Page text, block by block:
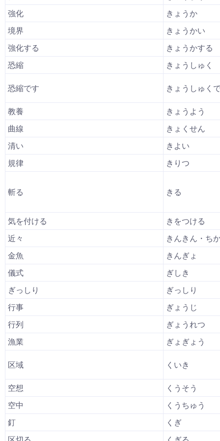
強化
きょうか
境界
きょうかい
強化する
きょうかする
恐縮
きょうしゅく
恐縮です きょうしゅく
教養
きょうよう
曲線
きょくせん
清い
きよい
規律
きりつ
斬る きる
気を付ける
きをつける
近々
きんきん・ち
金魚
きんぎょ
儀式
ぎしき
ぎっしり
ぎっしり
行事
ぎょうじ
行列
ぎょうれつ
漁業
ぎょぎょう
区域 くいき
空想
くうそう
空中
くうちゅう
釘
くぎ